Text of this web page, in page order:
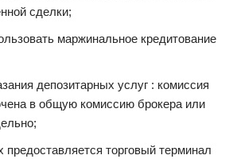
сделки;
маржинальное кредитование
депозитарных услуг : комиссия
в общую комиссию брокера или
предоставляется торговый терминал